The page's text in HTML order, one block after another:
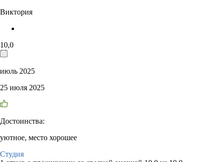
Виктория
10,0
июль 2025
25 июля 2025
Достоинства:
уютное, место хорошее
Студия